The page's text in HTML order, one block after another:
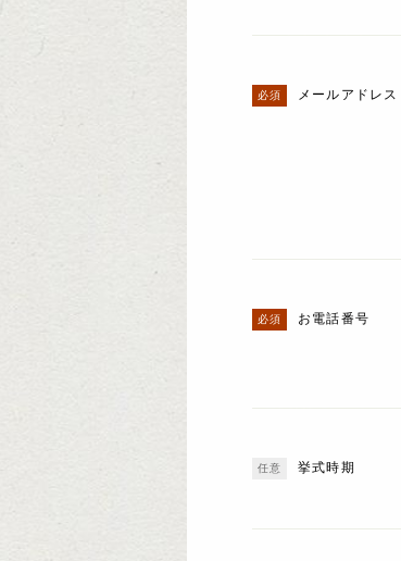
メールアドレス
お電話番号
挙式時期